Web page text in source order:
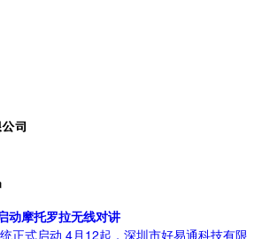
动摩托罗拉无线对讲
正式启动 4月12起，深圳市好易通科技有限